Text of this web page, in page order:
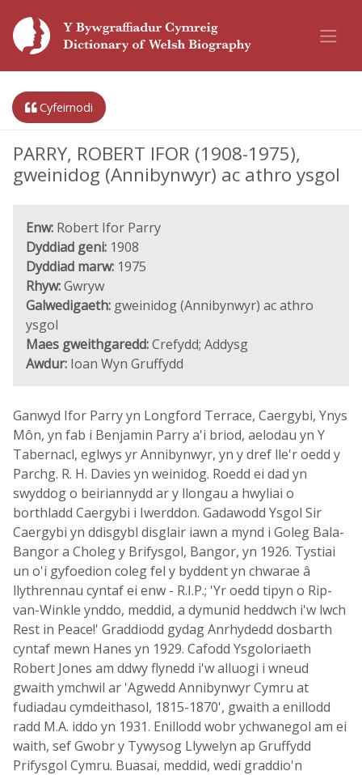
Cyfeirnodi
PARRY, ROBERT IFOR (1908-1975),
gweinidog (Annibynwyr) ac athro ysgol
Enw: Robert Ifor Parry
Dyddiad geni: 1908
Dyddiad marw: 1975
Rhyw:Gwryw
Galwedigaeth: gweinidog (Annibynwyr) ac athro
ysgol
Maes gweithgaredd:Crefydd; Addysg
Awdur: Ioan Wyn Gruffydd
Ganwyd Ifor Parry yn Longford Terrace, Caergybi, Ynys
Môn, yn fab i Benjamin Parry a'i briod, aelodau yn Y
Tabernacl, eglwys yr Annibynwyr, yn y dref lle'r oedd y
Parchg. R. H. Davies yn weinidog. Roedd ei dad yn
swyddog o beiriannydd ar y llongau a hwyliai o
borthladd Caergybi i Iwerddon. Gadawodd Ysgol Sir
Caergybi yn ddisgybl disglair iawn a mynd i Goleg Bala-
Bangor a Choleg y Brifysgol, Bangor, yn 1926. Tystiai
un o'i gyfoedion coleg fel y byddent yn chwarae â
llythrennau cyntaf ei enw - R.I.P.; 'Yr oedd tipyn o Rip-
van-Winkle ynddo, meddid, a dymunid heddwch i'w lwch
Rest in Peace!' Graddiodd gydag Anrhydedd dosbarth
cyntaf mewn Hanes yn 1929. Cafodd Ysgoloriaeth
Robert Jones am ddwy flynedd i'w alluogi i wneud
gwaith ymchwil ar 'Agwedd Annibynwyr Cymru at
fudiadau cymdeithasol, 1815-1870', gwaith a enillodd
radd M.A. iddo yn 1931. Enillodd wobr ychwanegol am ei
waith, sef Gwobr y Tywysog Llywelyn ap Gruffydd
Prifysgol Cymru. Buasai, meddid, wedi graddio'n